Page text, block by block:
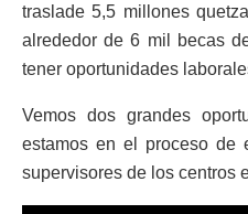
traslade 5,5 millones
alrededor de 6 mil becas
tener oportunidades
Vemos dos grandes
estamos en el proceso de
supervisores de los centros